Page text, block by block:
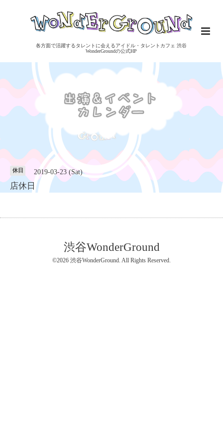
各方面で活躍するタレントに会えるアイドル・タレントカフェ 渋谷
WonderGroundの公式HP
休日 2019-03-23 (Sat)
店休日
渋谷WonderGround
©2026 渋谷WonderGround. All Rights Reserved.